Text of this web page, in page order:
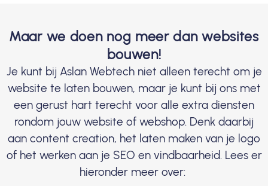
Maar we doen nog meer dan websites
bouwen!
Je kunt bij Aslan Webtech niet alleen terecht om je
website te laten bouwen, maar je kunt bij ons met
een gerust hart terecht voor alle extra diensten
rondom jouw website of webshop. Denk daarbij
aan content creation, het laten maken van je logo
of het werken aan je SEO en vindbaarheid. Lees er
hieronder meer over: